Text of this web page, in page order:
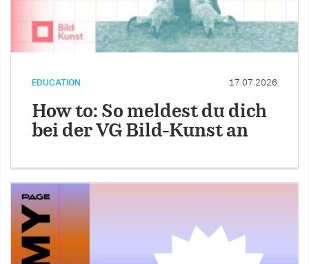
EDUCATION 17.07.2026
How to: So meldest du dich
bei der VG Bild-Kunst an